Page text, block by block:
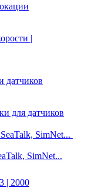
|
датчиков
для датчиков
SimNet...
SimNet...
| 2000